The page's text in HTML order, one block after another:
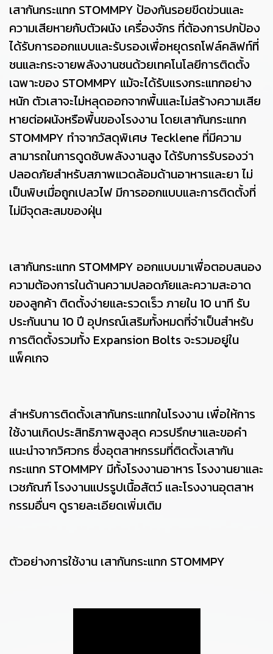
เสากันกระแทก STOMMPY ป้องกันรอยขีดข่วนและ
ความเสียหายกับตัวผนัง เครื่องจักร ที่ต้องการปกป้อง
ได้รับการออกแบบและรับรองเพื่อหยุดรถโฟล์คลิฟท์ที่
ชนและกระจายพลังงานชนด้วยเทคโนโลยีการติดตั้ง
เฉพาะของ STOMMPY แม้จะได้รับแรงกระแทกอย่าง
หนัก ตัวเสาจะไม่หลุดออกจากพื้นและไม่สร้างความเสีย
หายต่อผนังหรือพื้นของโรงงาน โดยเสากันกระแทก
STOMMPY ทำจากวัสดุพิเศษ Tecklene ที่มีความ
สามารถในการดูดซับพลังงานสูง ได้รับการรับรองว่า
ปลอดภัยสำหรับสภาพแวดล้อมด้านอาหารและยา ไม่
เป็นพิษเมื่อถูกเปลวไฟ มีการออกแบบและการติดตั้งที่
ไม่มีจุดสะสมของฝุ่น
เสากันกระแทก STOMMPY ออกแบบมาเพื่อตอบสนอง
ความต้องการในด้านความปลอดภัยและความสะอาด
ของลูกค้า ติดตั้งง่ายและรวดเร็ว ภายใน 10 นาที รับ
ประกันนาน 10 ปี อุปกรณ์เสริมทั้งหมดที่จำเป็นสำหรับ
การติดตั้งรวมทั้ง Expansion Bolts จะรวมอยู่ใน
แพ็คเกจ
สำหรับการติดตั้งเสากันกระแทกในโรงงาน เพื่อให้การ
ใช้งานเกิดประสิทธิภาพสูงสุด ควรปรึกษาและขอคำ
แนะนำจากวิศวกร ซึ่งอุตสาหกรรมที่ติดตั้งเสากัน
กระแทก STOMMPY มีทั้งโรงงานอาหาร โรงงานยาและ
เวชภัณฑ์ โรงงานแปรรูปเนื้อสัตว์ และโรงงานอุตสาห
กรรมอื่นๆ ดูรายละเอียดเพิ่มเติม
ตัวอย่างการใช้งาน เสากันกระแทก STOMMPY